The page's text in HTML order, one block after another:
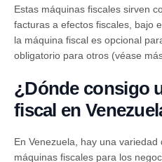
Estas máquinas fiscales sirven
facturas a efectos fiscales, bajo
la máquina fiscal es opcional
obligatorio para otros (véase
¿Dónde consigo
fiscal en
En Venezuela, hay una
máquinas fiscales para los